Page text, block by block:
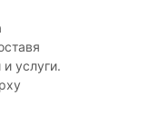
услуги.